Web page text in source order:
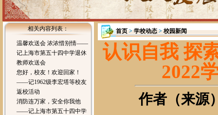
相关内容列表：
温馨欢送会 浓浓惜别情——
记上海市第五十四中学退休
教师欢送会
您好，校友！欢迎回家！
——记1962级李宏塔等校友
返校活动
消防连万家，安全你我他
——记上海市第五十四中学
首页>学校动态>校园新闻
认识自我 探
2022
作者（来源